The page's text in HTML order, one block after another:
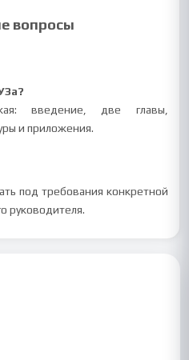
вопросы
введение, две главы,
и приложения.
под требования конкретной
руководителя.